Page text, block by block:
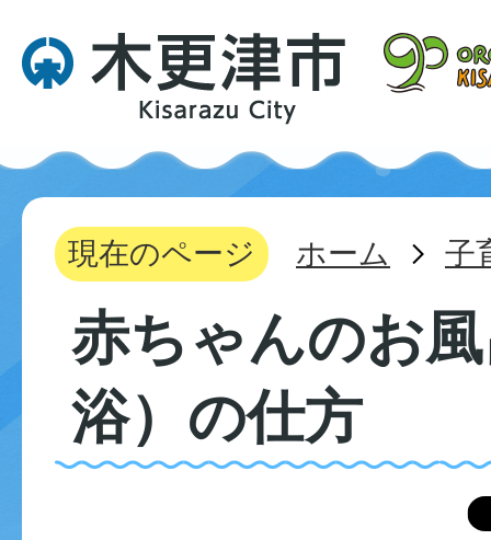
現在のページ ホーム 子
赤ちゃんのお
浴）の仕方